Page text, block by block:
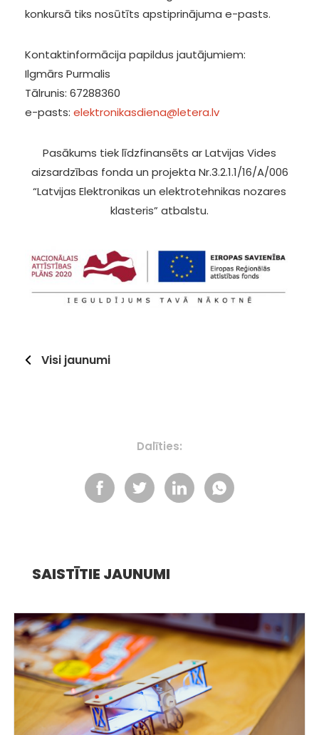
konkursā tiks nosūtīts apstiprinājuma e-pasts.
Kontaktinformācija papildus jautājumiem:
Ilgmārs Purmalis
Tālrunis: 67288360
e-pasts: elektronikasdiena@letera.lv
Pasākums tiek līdzfinansēts ar Latvijas Vides
aizsardzības fonda un projekta Nr.3.2.1.1/16/A/006
“Latvijas Elektronikas un elektrotehnikas nozares
klasteris” atbalstu.
Visi jaunumi
Dalīties:
SAISTĪTIE JAUNUMI